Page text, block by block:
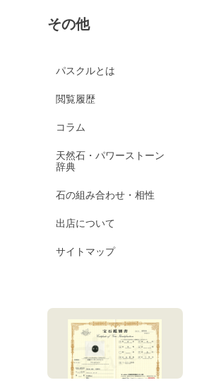
その他
パスクルとは
閲覧履歴
コラム
天然石・パワーストーン
辞典
石の組み合わせ・相性
出店について
サイトマップ